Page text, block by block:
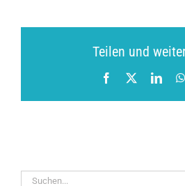
Teilen und
Facebook
Suche